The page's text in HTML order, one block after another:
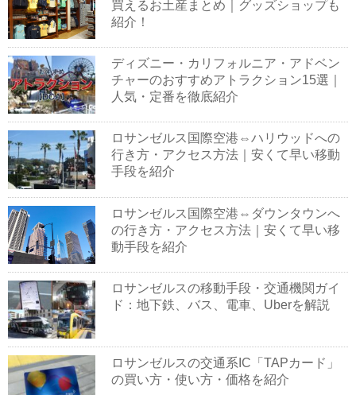
買えるお土産まとめ｜グッズショップも
紹介！
ディズニー・カリフォルニア・アドベン
チャーのおすすめアトラクション15選｜
人気・定番を徹底紹介
ロサンゼルス国際空港⇔ハリウッドへの
行き方・アクセス方法｜安くて早い移動
手段を紹介
ロサンゼルス国際空港⇔ダウンタウンへ
の行き方・アクセス方法｜安くて早い移
動手段を紹介
ロサンゼルスの移動手段・交通機関ガイ
ド：地下鉄、バス、電車、Uberを解説
ロサンゼルスの交通系IC「TAPカード」
の買い方・使い方・価格を紹介